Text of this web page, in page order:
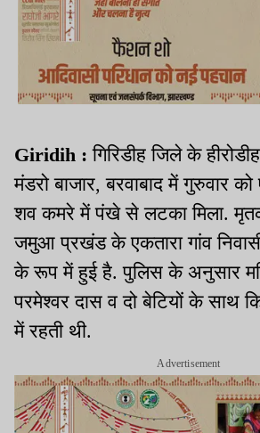
Giridih :गिरिडीह जिले के
मंडरो बाजार, बरवाबाद में गुरुवार
शव कमरे में पंखे से लटका मिला.
जमुआ प्रखंड के एकतारा गांव
के रूप में हुई है. पुलिस के अनुसार
परमेश्वर दास व दो बेटियों के साथ
में रहती थी.
Advertisement